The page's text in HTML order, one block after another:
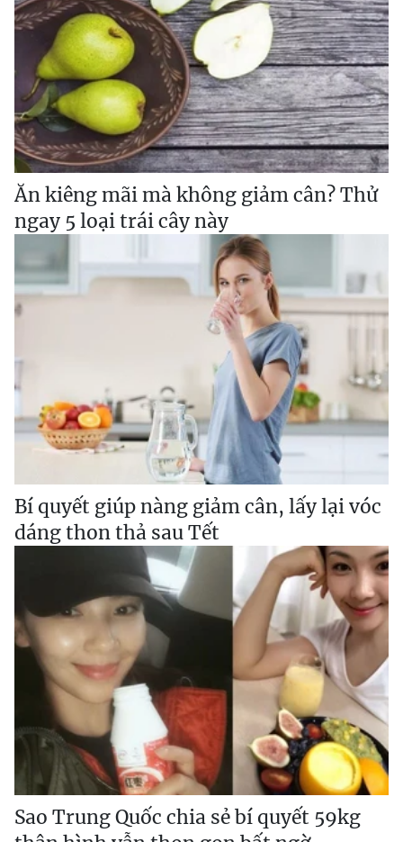
Ăn kiêng mãi mà không giảm cân? Thử
ngay 5 loại trái cây này
Bí quyết giúp nàng giảm cân, lấy lại vóc
dáng thon thả sau Tết
Sao Trung Quốc chia sẻ bí quyết 59kg